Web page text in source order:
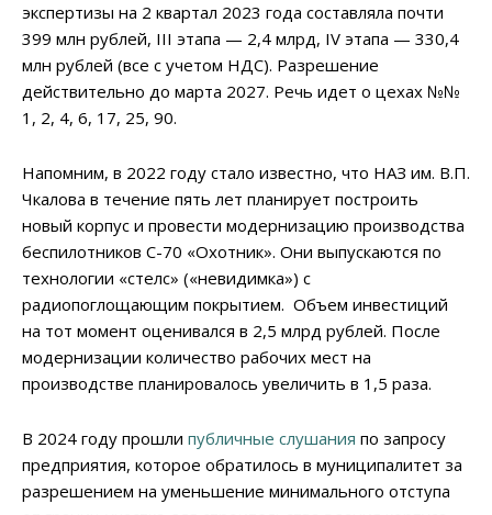
экспертизы на 2 квартал 2023 года составляла почти
399 млн рублей, III этапа — 2,4 млрд, IV этапа — 330,4
млн рублей (все с учетом НДС). Разрешение
действительно до марта 2027. Речь идет о цехах №№
1, 2, 4, 6, 17, 25, 90.
Напомним, в 2022 году стало известно, что НАЗ им. В.П.
Чкалова в течение пять лет планирует построить
новый корпус и провести модернизацию производства
беспилотников С-70 «Охотник». Они выпускаются по
технологии «стелс» («невидимка») с
радиопоглощающим покрытием. Объем инвестиций
на тот момент оценивался в 2,5 млрд рублей. После
модернизации количество рабочих мест на
производстве планировалось увеличить в 1,5 раза.
В 2024 году прошли публичные слушания по запросу
предприятия, которое обратилось в муниципалитет за
разрешением на уменьшение минимального отступа